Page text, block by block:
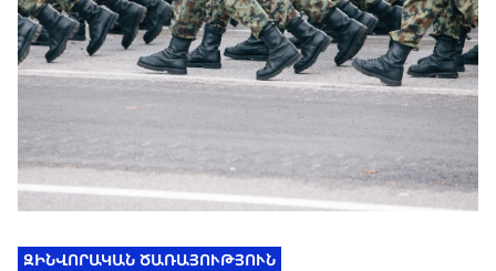
ԶԻՆՎՈՐԱԿԱՆ ԾԱՌԱՅՈՒԹՅՈՒՆ